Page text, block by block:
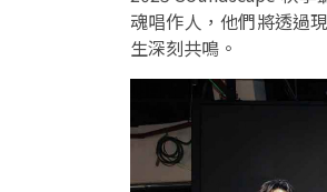
魂唱作人，他們將透過
生深刻共鳴。